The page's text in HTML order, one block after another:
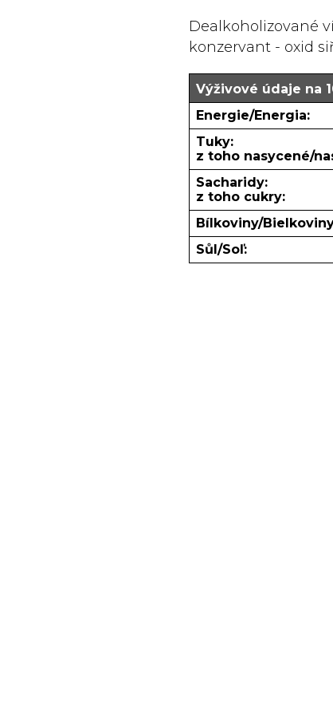
Dealkoholizované
konzervant - oxid
Výživové údaje na
Energie/Energia:
Tuky:
z toho nasycené/
Sacharidy:
z toho cukry:
Bílkoviny/
Sůl/Soľ: